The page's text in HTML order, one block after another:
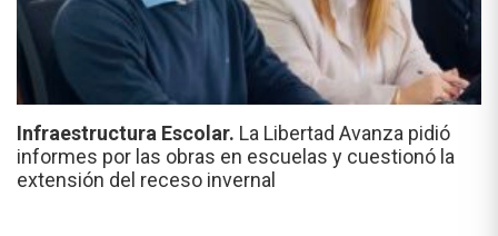
Infraestructura Escolar. La Libertad Avanza pidió
informes por las obras en escuelas y cuestionó la
extensión del receso invernal